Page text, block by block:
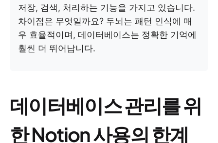
저장, 검색, 처리하는 기능을 가지고 있습니다.
차이점은 무엇일까요? 두뇌는 패턴 인식에 매
우 효율적이며, 데이터베이스는 정확한 기억에
훨씬 더 뛰어납니다.
데이터베이스 관리를 위
한 Notion 사용의 한계